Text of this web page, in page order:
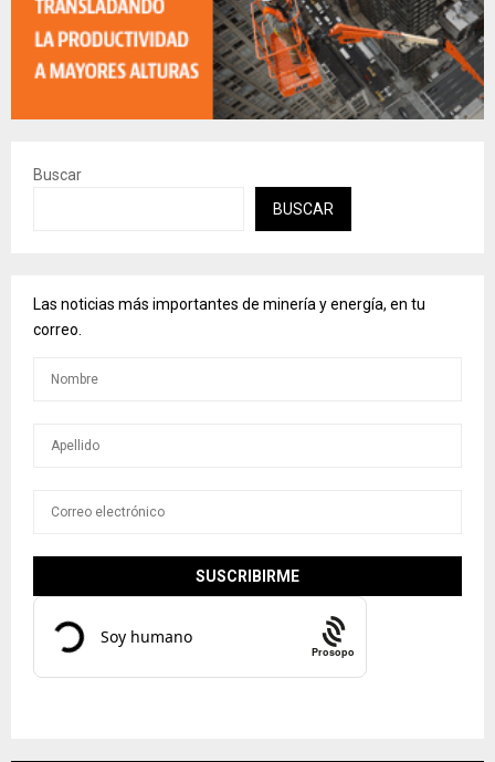
Buscar
BUSCAR
Las noticias más importantes de minería y energía, en tu
correo.
Prosopo